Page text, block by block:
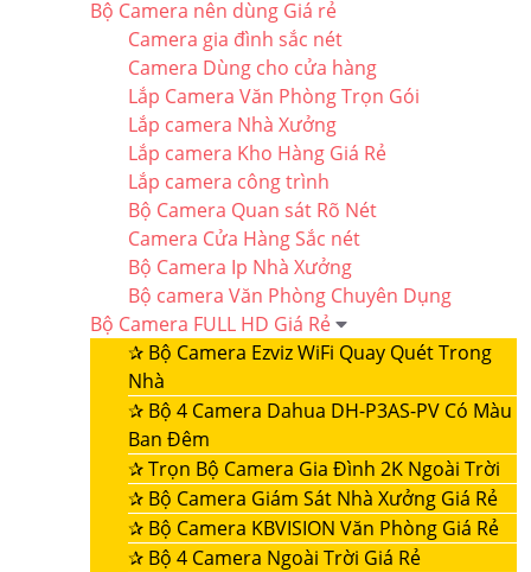
Bộ Camera nên dùng Giá rẻ
Camera gia đình sắc nét
Camera Dùng cho cửa hàng
Lắp Camera Văn Phòng Trọn Gói
Lắp camera Nhà Xưởng
Lắp camera Kho Hàng Giá Rẻ
Lắp camera công trình
Bộ Camera Quan sát Rõ Nét
Camera Cửa Hàng Sắc nét
Bộ Camera Ip Nhà Xưởng
Bộ camera Văn Phòng Chuyên Dụng
Bộ Camera FULL HD Giá Rẻ
✰ Bộ Camera Ezviz WiFi Quay Quét Trong
Nhà
✰ Bộ 4 Camera Dahua DH-P3AS-PV Có Màu
Ban Đêm
✰Trọn Bộ Camera Gia Đình 2K Ngoài Trời
✰ Bộ Camera Giám Sát Nhà Xưởng Giá Rẻ
✰ Bộ Camera KBVISION Văn Phòng Giá Rẻ
✰ Bộ 4 Camera Ngoài Trời Giá Rẻ